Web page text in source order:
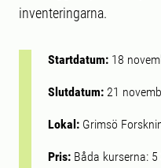
inventeringarna.
Startdatum: 18
Slutdatum: 21
Lokal: Grimsö
Pris: Båda kurserna: